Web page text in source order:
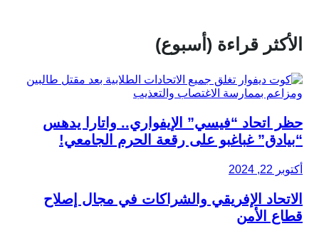
الأكثر قراءة (أسبوع)
حظر اتحاد “فيسي” الإيفواري.. واتارا يدهس
“بيادق” غباغبو على رقعة الحرم الجامعي!
أكتوبر 22, 2024
الاتحاد الإفريقي والشراكات في مجال إصلاح
قطاع الأمن